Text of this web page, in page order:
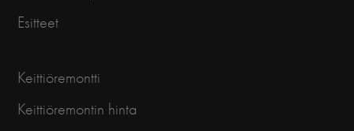
Esitteet
Keittiöremontti
Keittiöremontin hinta